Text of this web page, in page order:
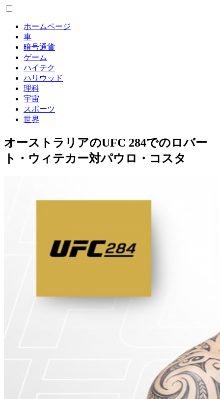
ホームページ
車
暗号通貨
ゲーム
ハイテク
ハリウッド
理科
宇宙
スポーツ
世界
オーストラリアのUFC 284でのロバー
ト・ウィテカー対パウロ・コスタ